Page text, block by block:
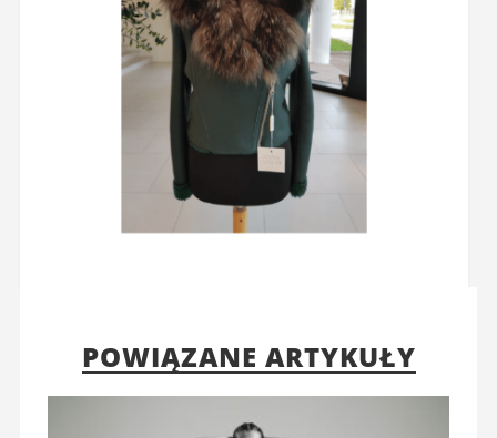
POWIĄZANE ARTYKUŁY